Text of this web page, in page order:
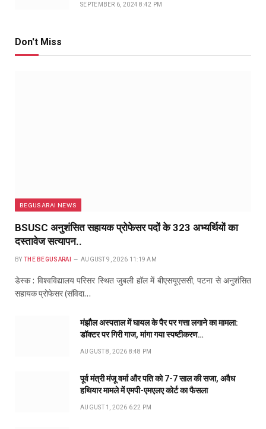
SEPTEMBER 6, 2024 8:42 PM
Don't Miss
BEGUSARAI NEWS
BSUSC अनुशंसित सहायक प्रोफेसर पदों के 323 अभ्यर्थियों का
दस्तावेज सत्यापन..
BY THE BEGUSARAI AUGUST 9, 2026 11:19 AM
डेस्क : विश्वविद्यालय परिसर स्थित जुबली हॉल में बीएसयूएससी, पटना से अनुशंसित
सहायक प्रोफेसर (संविदा…
मंझौल अस्पताल में घायल के पैर पर गत्ता लगाने का मामला:
डॉक्टर पर गिरी गाज, मांगा गया स्पष्टीकरण…
AUGUST 8, 2026 8:48 PM
पूर्व मंत्री मंजू वर्मा और पति को 7-7 साल की सजा, अवैध
हथियार मामले में एमपी-एमएलए कोर्ट का फैसला
AUGUST 1, 2026 6:22 PM